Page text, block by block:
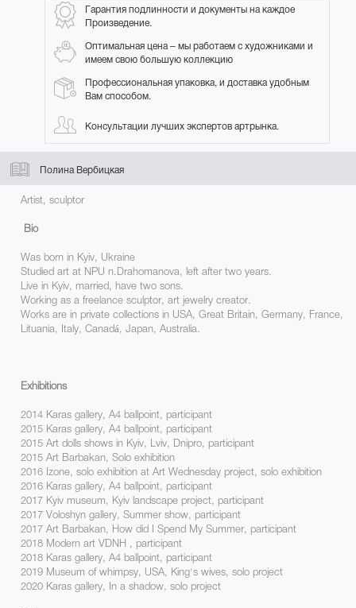
Гарантия подлинности и документы на каждое
Произведение.
Оптимальная цена – мы работаем с художниками и
имеем свою большую коллекцию
Профессиональная упаковка, и доставка удобным
Вам способом.
Консультации лучших экспертов артрынка.
Полина Вербицкая
Artist, sculptor
Bio
Was born in Kyiv, Ukraine
Studied art at NPU n.Drahomanova, left after two years.
Live in Kyiv, married, have two sons.
Working as a freelance sculptor, art jewelry creator.
Works are in private collections in USA, Great Britain, Germany, France,
Lituania, Italy, Canadá, Japan, Australia.
Exhibitions
2014 Karas gallery, А4 ballpoint, participant
2015 Karas gallery, А4 ballpoint, participant
2015 Art dolls shows in Kyiv, Lviv, Dnipro, participant
2015 Art Barbakan, Solo exhibition
2016 Izone, solo exhibition at Art Wednesday project, solo exhibition
2016 Karas gallery, А4 ballpoint, participant
2017 Kyiv museum, Kyiv landscape project, participant
2017 Voloshyn gallery, Summer show, participant
2017 Art Barbakan, How did I Spend My Summer, participant
2018 Modern art VDNH , participant
2018 Karas gallery, A4 ballpoint, participant
2019 Museum of whimpsy, USA, King's wives, solo project
2020 Karas gallery, In a shadow, solo project